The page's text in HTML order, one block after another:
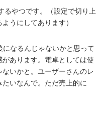
るやつです。（設定で切り上
うにしてあります）
なるんじゃないかと思って
あります。電卓としては使
いかと。ユーザーさんのレ
いなんで。ただ売上的に